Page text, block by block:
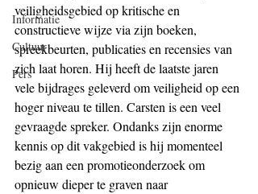
Informatie
Cultuur
Pers
veiligheidsgebied op kritische en
constructieve wijze via zijn boeken,
spreekbeurten, publicaties en recensies van
zich laat horen. Hij heeft de laatste jaren
vele bijdrages geleverd om veiligheid op een
hoger niveau te tillen. Carsten is een veel
gevraagde spreker. Ondanks zijn enorme
kennis op dit vakgebied is hij momenteel
bezig aan een promotieonderzoek om
opnieuw dieper te graven naar